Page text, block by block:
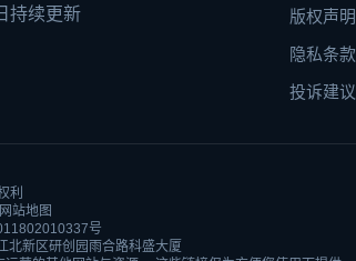
持续更新
版权声明
隐私条款
投诉建议
利
网站地图
号
北新区研创园雨合路科盛大厦